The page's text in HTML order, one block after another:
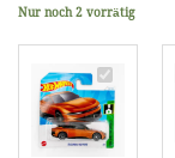
Nur noch 2 vorrätig
Hot
Wheels
Delorean
Alpha5